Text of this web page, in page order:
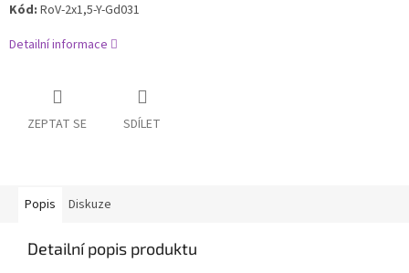
Kód: RoV‑2x1,5-Y-Gd031
Detailní informace
ZEPTAT SE SDÍLET
Popis Diskuze
Detailní popis produktu